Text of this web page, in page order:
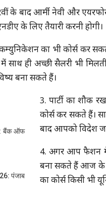
बाद आर्मी नेवी और
के लिए तैयारी करनी होगी।
कम्युनिकेशन का भी कोर्स
ही अच्छी सैलरी भी
बना सकते हैं।
बैंक ऑफ
पंजाब
3. पार्टी का शौक
कोर्स कर सकते हैं।
बाद आपको विदेश
4. अगर आप फैशन में
बना सकते हैं आज के
का कोर्स किसी भी